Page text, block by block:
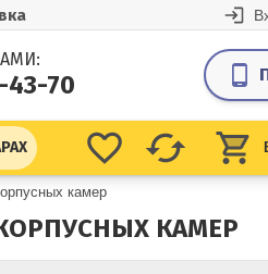
70
камер
КОРПУСНЫХ КАМЕР